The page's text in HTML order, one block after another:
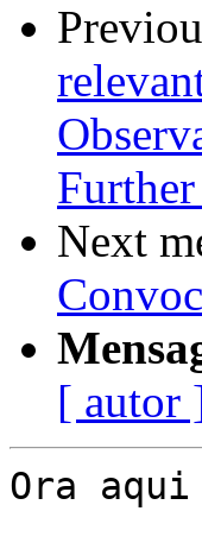
Next
[ autor
Ora